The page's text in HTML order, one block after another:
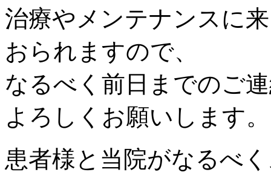
治療やメンテナンスに
おられますので、
なるべく前日までのご
よろしくお願いします。
患者様と当院がなるべ